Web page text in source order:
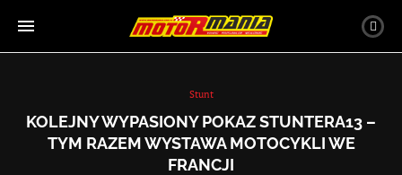
Stunt
KOLEJNY WYPASIONY POKAZ STUNTERA13 –
TYM RAZEM WYSTAWA MOTOCYKLI WE
FRANCJI